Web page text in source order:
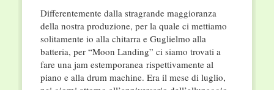
Differentemente dalla stragrande maggioranza
della nostra produzione, per la quale ci mettiamo
solitamente io alla chitarra e Guglielmo alla
batteria, per “Moon Landing” ci siamo trovati a
fare una jam estemporanea rispettivamente al
piano e alla drum machine. Era il mese di luglio,